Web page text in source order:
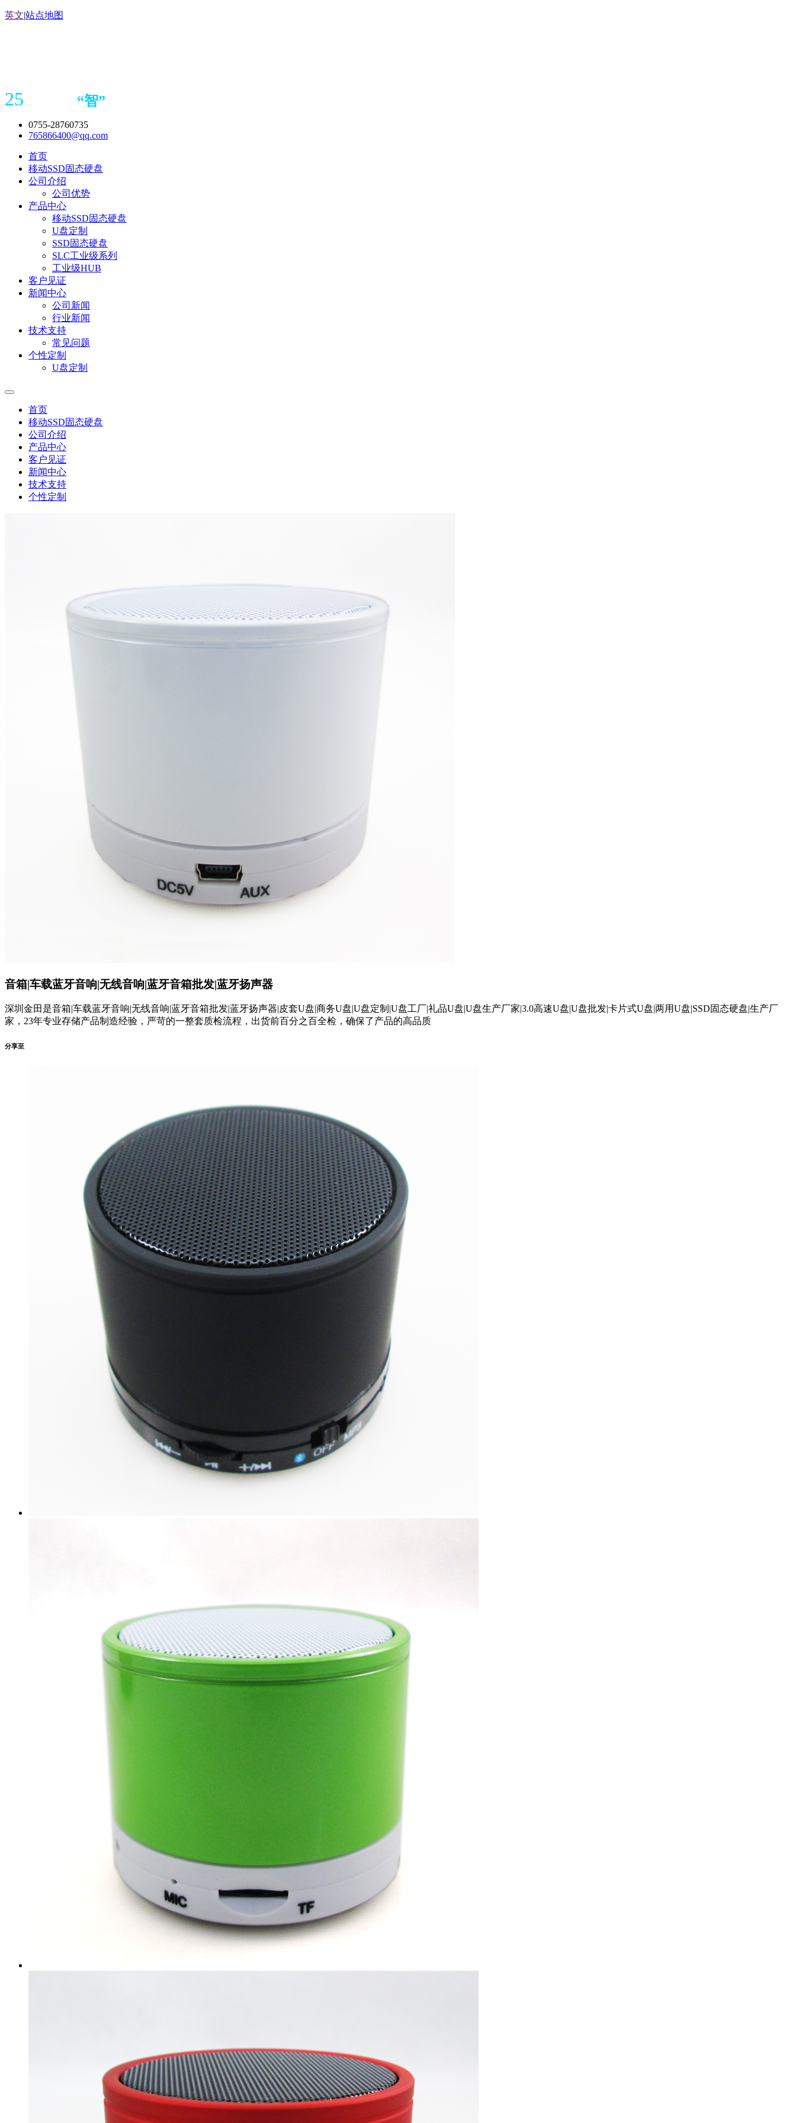
英文|站点地图
25 “智”
0755-28760735
765866400@qq.com
首页
移动SSD固态硬盘
公司介绍
公司优势
产品中心
移动SSD固态硬盘
U盘定制
SSD固态硬盘
SLC工业级系列
工业级HUB
客户见证
新闻中心
公司新闻
行业新闻
技术支持
常见问题
个性定制
U盘定制
首页
移动SSD固态硬盘
公司介绍
产品中心
客户见证
新闻中心
技术支持
个性定制
音箱|车载蓝牙音响|无线音响|蓝牙音箱批发|蓝牙扬声器
深圳金田是音箱|车载蓝牙音响|无线音响|蓝牙音箱批发|蓝牙扬声器|皮套U盘|商务U盘|U盘定制|U盘工厂|礼品U盘|U盘生产厂家|3.0高速U盘|U盘批发|卡片式U盘|两用U盘|SSD固态硬盘|生产厂
家，23年专业存储产品制造经验，严苛的一整套质检流程，出货前百分之百全检，确保了产品的高品质
分享至